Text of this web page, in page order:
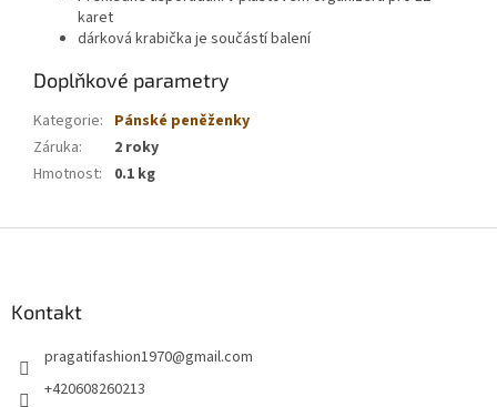
karet
dárková krabička je součástí balení
Doplňkové parametry
Kategorie: Pánské peněženky
Záruka:
2 roky
Hmotnost: 0.1 kg
Kontakt
pragatifashion1970@gmail.com
+420608260213